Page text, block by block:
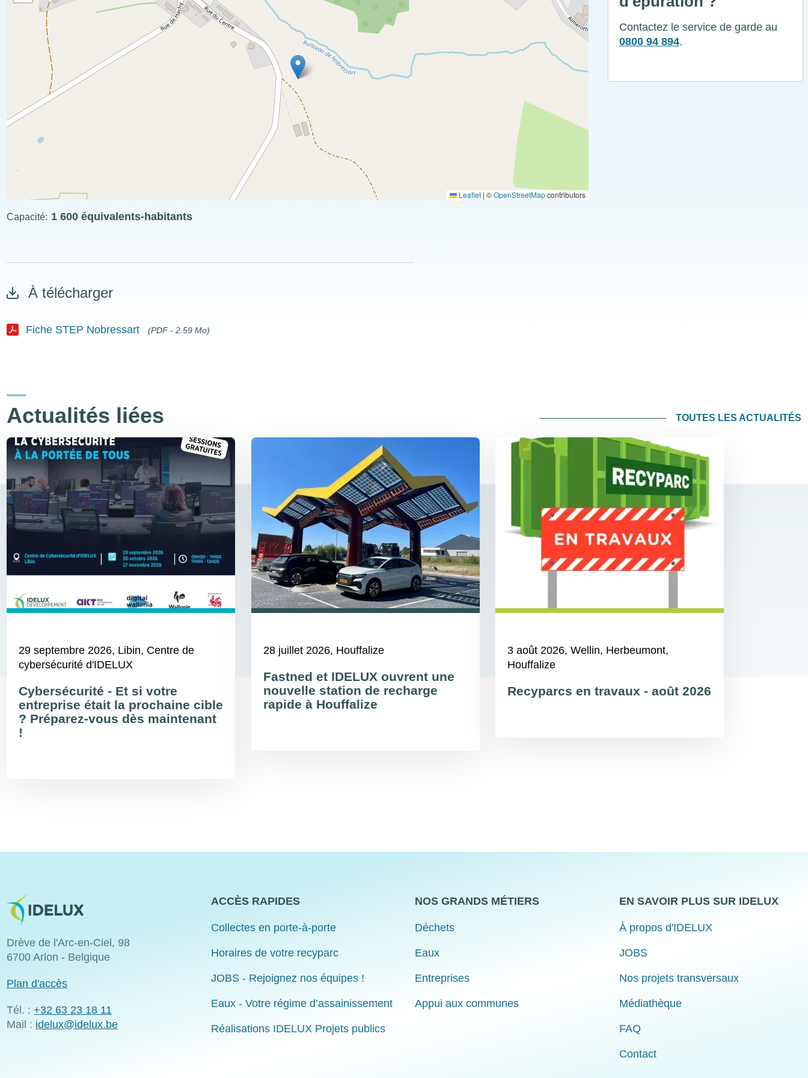
Leaflet | ©OpenStreetMapcontributors
Capacité 1 600 équivalents-habitants
À télécharger
Fiche STEP Nobressart (PDF - 2.59 Mo)
Contactez le service de garde au
0800 94 894.
Actualités liées
29 septembre 2026, Libin, Centre de
cybersécurité d'IDELUX
Cybersécurité - Et si votre
entreprise était la prochaine cible
? Préparez-vous dès maintenant
!
28 juillet 2026, Houffalize
Fastned et IDELUX ouvrent une
nouvelle station de recharge
rapide à Houffalize
3 août 2026, Wellin, Herbeumont,
Houffalize
Recyparcs en travaux - août 2026
TOUTES LES ACTUALITÉS
Image
Drève de l'Arc-en-Ciel, 98
6700 Arlon - Belgique
Plan d'accès
Tél. :+32 63 23 18 11
Mail : idelux@idelux.be
ACCÈS RAPIDES
Collectes en porte-à-porte
Horaires de votre recyparc
JOBS - Rejoignez nos équipes !
Eaux - Votre régime d’assainissement
Réalisations IDELUX Projets publics
NOS GRANDS MÉTIERS
Déchets
Eaux
Entreprises
Appui aux communes
EN SAVOIR PLUS SUR IDELUX
À propos d'IDELUX
JOBS
Nos projets transversaux
Médiathèque
FAQ
Contact